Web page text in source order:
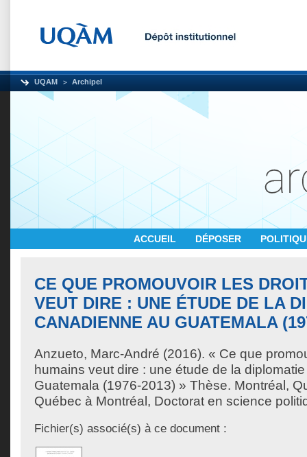
UQAM Archipel
ACCUEIL DÉPOSER
CE QUE PROMOUVOIR LES
VEUT DIRE : UNE ÉTUDE DE LA
CANADIENNE AU GUATEMALA
Anzueto, Marc-André (2016). « Ce que
humains veut dire : une étude de la
Guatemala (1976-2013) » Thèse. Montréal,
Québec à Montréal, Doctorat en science
Fichier(s) associé(s) à ce document :